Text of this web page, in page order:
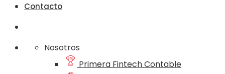
Contacto
Nosotros
Primera Fintech Contable